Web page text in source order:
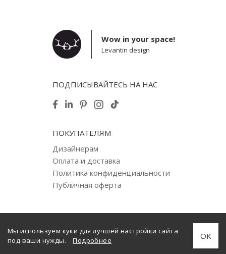
Wow in your space!
Levantin design
ПОДПИСЫВАЙТЕСЬ НА НАС
ПОКУПАТЕЛЯМ
Дизайнерам
Оплата и доставка
Политика конфиденциальности
Публичная оферта
© 2012–2025 Levantin design. Copyright. All Rights Reserved.
Созданоinternera.com
Мы используем куки для лучшей настройки сайта
под ваши нужды.
Подробнее OK